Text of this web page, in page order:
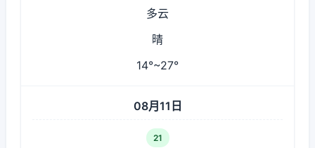
多云
晴
14°~27°
08月11日
21